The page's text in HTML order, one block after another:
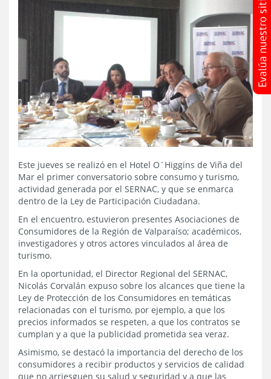
Este jueves se realizó en el Hotel O´Higgins de Viña del
Mar el primer conversatorio sobre consumo y turismo,
actividad generada por el SERNAC, y que se enmarca
dentro de la Ley de Participación Ciudadana.
En el encuentro, estuvieron presentes Asociaciones de
Consumidores de la Región de Valparaíso; académicos,
investigadores y otros actores vinculados al área de
turismo.
En la oportunidad, el Director Regional del SERNAC,
Nicolás Corvalán expuso sobre los alcances que tiene la
Ley de Protección de los Consumidores en temáticas
relacionadas con el turismo, por ejemplo, a que los
precios informados se respeten, a que los contratos se
cumplan y a que la publicidad prometida sea veraz.
Asimismo, se destacó la importancia del derecho de los
consumidores a recibir productos y servicios de calidad
que no arriesguen su salud y seguridad y a que las